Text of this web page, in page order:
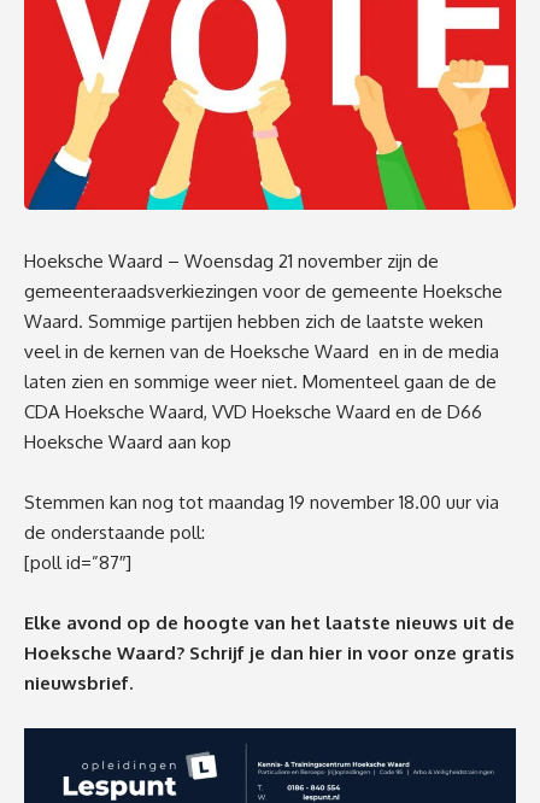
Hoeksche Waard – Woensdag 21 november zijn de
gemeenteraadsverkiezingen voor de gemeente Hoeksche
Waard. Sommige partijen hebben zich de laatste weken
veel in de kernen van de Hoeksche Waard en in de media
laten zien en sommige weer niet. Momenteel gaan de de
CDA Hoeksche Waard, VVD Hoeksche Waard en de D66
Hoeksche Waard aan kop
Stemmen kan nog tot maandag 19 november 18.00 uur via
de onderstaande poll:
[poll id=”87″]
Elke avond op de hoogte van het laatste nieuws uit de
Hoeksche Waard? Schrijf je dan hier in voor onze gratis
nieuwsbrief.